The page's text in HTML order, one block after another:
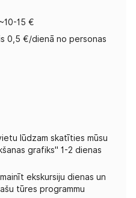
15 €
0,5 €/dienā no personas
lūdzam skatīties mūsu
grafiks" 1-2 dienas
ekskursiju dienas un
tūres programmu